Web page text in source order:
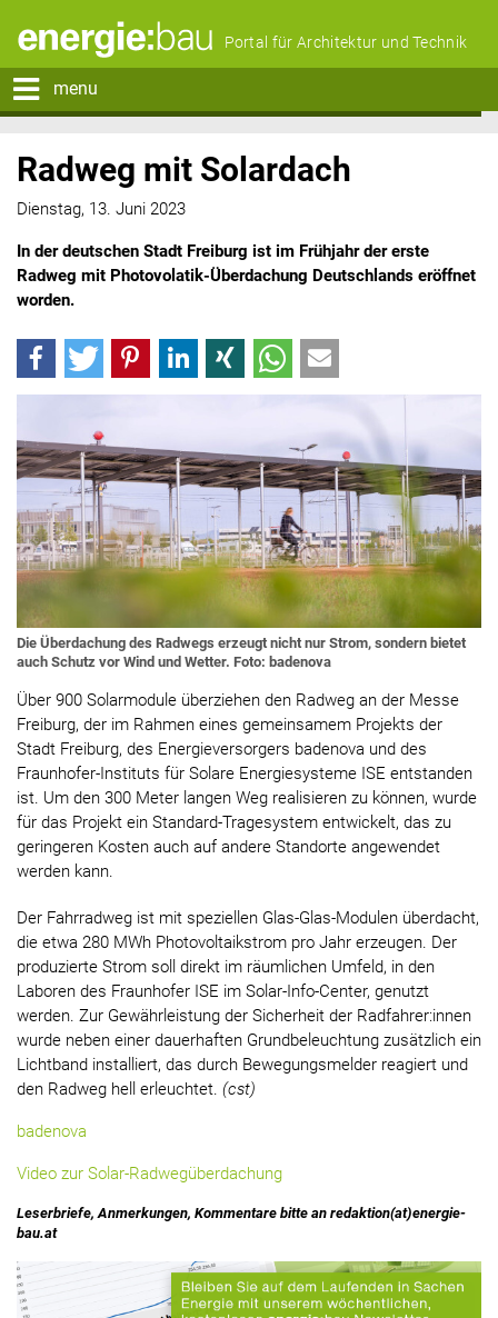
Portal für Architektur und Technik
menu
Radweg mit Solardach
Dienstag, 13. Juni 2023
In der deutschen Stadt Freiburg ist im Frühjahr der erste
Radweg mit Photovolatik-Überdachung Deutschlands eröffnet
worden.
Die Überdachung des Radwegs erzeugt nicht nur Strom, sondern bietet
auch Schutz vor Wind und Wetter. Foto: badenova
Über 900 Solarmodule überziehen den Radweg an der Messe
Freiburg, der im Rahmen eines gemeinsamem Projekts der
Stadt Freiburg, des Energieversorgers badenova und des
Fraunhofer-Instituts für Solare Energiesysteme ISE entstanden
ist. Um den 300 Meter langen Weg realisieren zu können, wurde
für das Projekt ein Standard-Tragesystem entwickelt, das zu
geringeren Kosten auch auf andere Standorte angewendet
werden kann.
Der Fahrradweg ist mit speziellen Glas-Glas-Modulen überdacht,
die etwa 280 MWh Photovoltaikstrom pro Jahr erzeugen. Der
produzierte Strom soll direkt im räumlichen Umfeld, in den
Laboren des Fraunhofer ISE im Solar-Info-Center, genutzt
werden. Zur Gewährleistung der Sicherheit der Radfahrer:innen
wurde neben einer dauerhaften Grundbeleuchtung zusätzlich ein
Lichtband installiert, das durch Bewegungsmelder reagiert und
den Radweg hell erleuchtet. (cst)
badenova
Video zur Solar-Radwegüberdachung
Leserbriefe, Anmerkungen, Kommentare bitte an redaktion(at)energie-
bau.at